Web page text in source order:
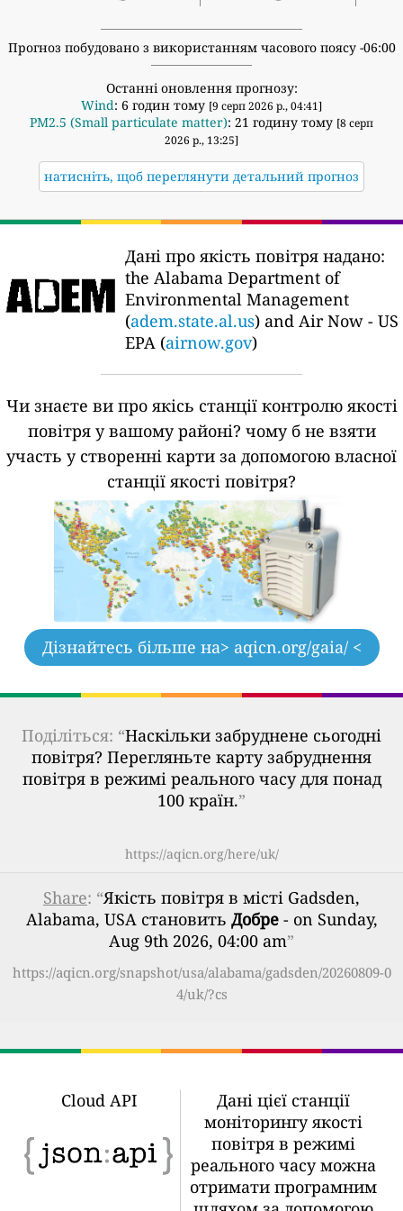
Прогноз побудовано з використанням часового поясу -06:00
Останні оновлення прогнозу:
Wind: 6 годин тому [9 серп 2026 р., 04:41]
PM2.5 (Small particulate matter): 21 годину тому [8 серп
2026 р., 13:25]
натисніть, щоб переглянути детальний прогноз
Дані про якість повітря надано:
the Alabama Department of
Environmental Management
(adem.state.al.us) and Air Now - US
EPA (airnow.gov)
Чи знаєте ви про якісь станції контролю якості
повітря у вашому районі? чому б не взяти
участь у створенні карти за допомогою власної
станції якості повітря?
Дізнайтесь більше на> aqicn.org/gaia/ <
Поділіться: “Наскільки забруднене сьогодні
повітря? Перегляньте карту забруднення
повітря в режимі реального часу для понад
100 країн.”
https://aqicn.org/here/uk/
Share: “Якість повітря в місті Gadsden,
Alabama, USA становить Добре- on Sunday,
Aug 9th 2026, 04:00 am”
https://aqicn.org/snapshot/usa/alabama/gadsden/20260809-0
4/uk/?cs
Cloud API
Дані цієї станції
моніторингу якості
повітря в режимі
реального часу можна
отримати програмним